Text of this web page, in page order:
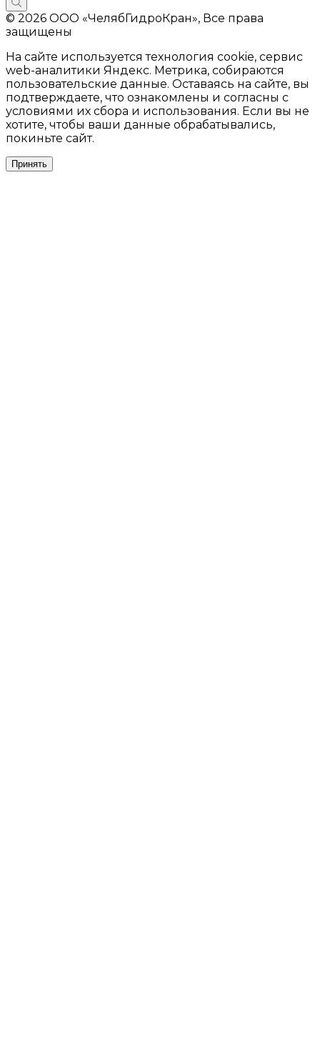
© 2026 ООО «ЧелябГидроКран», Все права
защищены
На сайте используется технология cookie, сервис
web-аналитики Яндекс. Метрика, собираются
пользовательские данные. Оставаясь на сайте, вы
подтверждаете, что ознакомлены и согласны с
условиями их сбора и использования. Если вы не
хотите, чтобы ваши данные обрабатывались,
покиньте сайт.
Принять